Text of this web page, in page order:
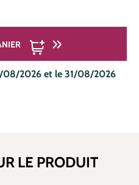
08/2026 et le 31/08/2026
LE PRODUIT